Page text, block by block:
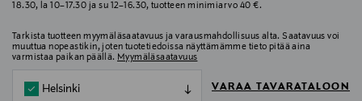
18.30, la 10–17.30 ja su 12–16.30, tuotteen minimiarvo 40 €.
Tarkista tuotteen myymäläsaatavuus ja varausmahdollisuus alta. Saatavuus voi
muuttua nopeastikin, joten tuotetiedoissa näyttämämme tieto pitää aina
varmistaa paikan päällä. Myymäläsaatavuus
Helsinki VARAA TAVARATALOON